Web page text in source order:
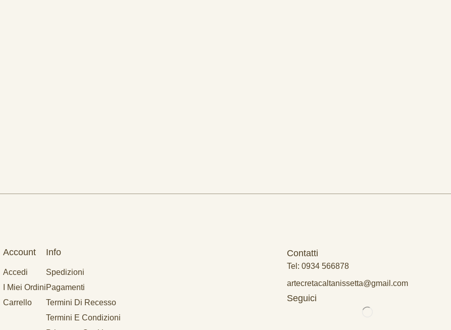
Account
Accedi
I Miei Ordini
Carrello
Info
Spedizioni
Pagamenti
Termini Di Recesso
Termini E Condizioni
Contatti
Tel: 0934 566878
artecretacaltanissetta@gmail.com
Seguici